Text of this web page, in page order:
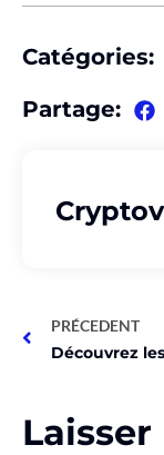
Catégories:
Partage:
PRÉCEDENT